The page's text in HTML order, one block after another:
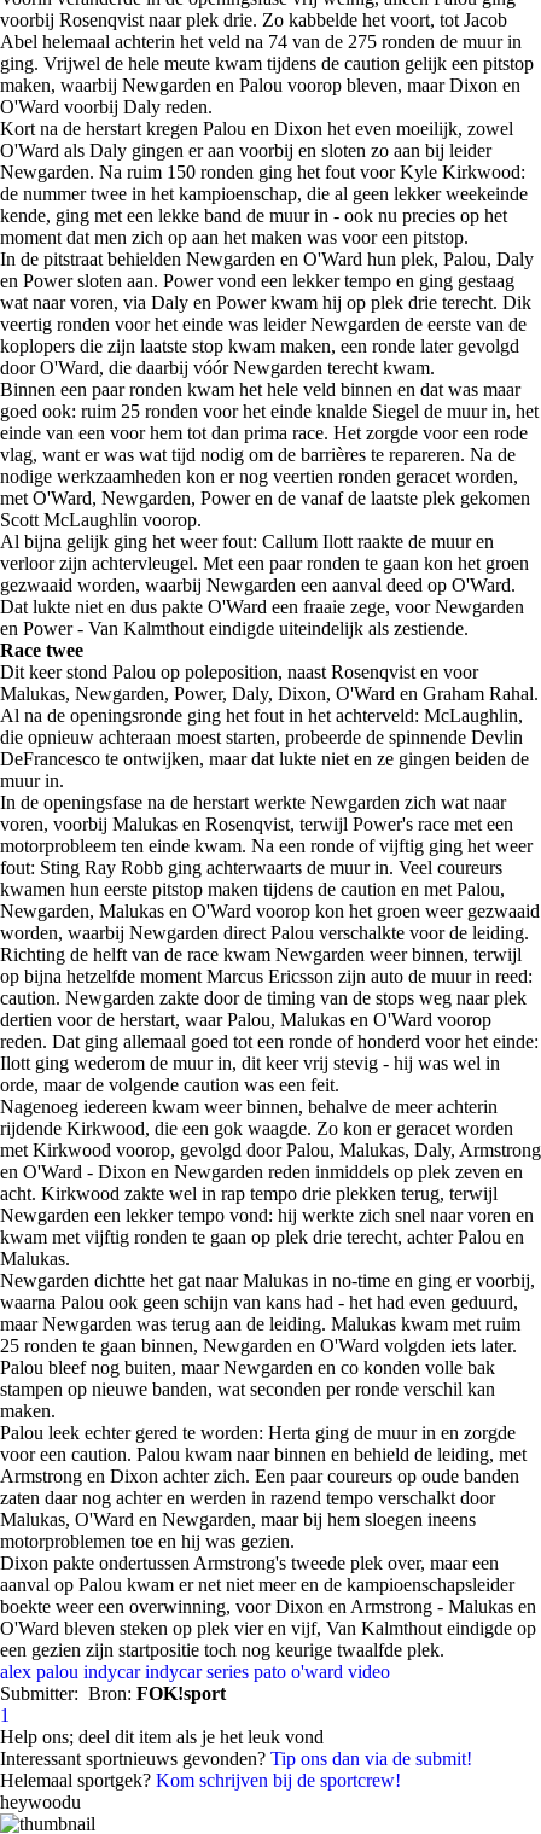
voorbij Rosenqvist naar plek drie. Zo kabbelde het voort, tot Jacob
Abel helemaal achterin het veld na 74 van de 275 ronden de muur in
ging. Vrijwel de hele meute kwam tijdens de caution gelijk een pitstop
maken, waarbij Newgarden en Palou voorop bleven, maar Dixon en
O'Ward voorbij Daly reden.
Kort na de herstart kregen Palou en Dixon het even moeilijk, zowel
O'Ward als Daly gingen er aan voorbij en sloten zo aan bij leider
Newgarden. Na ruim 150 ronden ging het fout voor Kyle Kirkwood:
de nummer twee in het kampioenschap, die al geen lekker weekeinde
kende, ging met een lekke band de muur in - ook nu precies op het
moment dat men zich op aan het maken was voor een pitstop.
In de pitstraat behielden Newgarden en O'Ward hun plek, Palou, Daly
en Power sloten aan. Power vond een lekker tempo en ging gestaag
wat naar voren, via Daly en Power kwam hij op plek drie terecht. Dik
veertig ronden voor het einde was leider Newgarden de eerste van de
koplopers die zijn laatste stop kwam maken, een ronde later gevolgd
door O'Ward, die daarbij vóór Newgarden terecht kwam.
Binnen een paar ronden kwam het hele veld binnen en dat was maar
goed ook: ruim 25 ronden voor het einde knalde Siegel de muur in, het
einde van een voor hem tot dan prima race. Het zorgde voor een rode
vlag, want er was wat tijd nodig om de barrières te repareren. Na de
nodige werkzaamheden kon er nog veertien ronden geracet worden,
met O'Ward, Newgarden, Power en de vanaf de laatste plek gekomen
Scott McLaughlin voorop.
Al bijna gelijk ging het weer fout: Callum Ilott raakte de muur en
verloor zijn achtervleugel. Met een paar ronden te gaan kon het groen
gezwaaid worden, waarbij Newgarden een aanval deed op O'Ward.
Dat lukte niet en dus pakte O'Ward een fraaie zege, voor Newgarden
en Power - Van Kalmthout eindigde uiteindelijk als zestiende.
Race twee
Dit keer stond Palou op poleposition, naast Rosenqvist en voor
Malukas, Newgarden, Power, Daly, Dixon, O'Ward en Graham Rahal.
Al na de openingsronde ging het fout in het achterveld: McLaughlin,
die opnieuw achteraan moest starten, probeerde de spinnende Devlin
DeFrancesco te ontwijken, maar dat lukte niet en ze gingen beiden de
muur in.
In de openingsfase na de herstart werkte Newgarden zich wat naar
voren, voorbij Malukas en Rosenqvist, terwijl Power's race met een
motorprobleem ten einde kwam. Na een ronde of vijftig ging het weer
fout: Sting Ray Robb ging achterwaarts de muur in. Veel coureurs
kwamen hun eerste pitstop maken tijdens de caution en met Palou,
Newgarden, Malukas en O'Ward voorop kon het groen weer gezwaaid
worden, waarbij Newgarden direct Palou verschalkte voor de leiding.
Richting de helft van de race kwam Newgarden weer binnen, terwijl
op bijna hetzelfde moment Marcus Ericsson zijn auto de muur in reed:
caution. Newgarden zakte door de timing van de stops weg naar plek
dertien voor de herstart, waar Palou, Malukas en O'Ward voorop
reden. Dat ging allemaal goed tot een ronde of honderd voor het einde:
Ilott ging wederom de muur in, dit keer vrij stevig - hij was wel in
orde, maar de volgende caution was een feit.
Nagenoeg iedereen kwam weer binnen, behalve de meer achterin
rijdende Kirkwood, die een gok waagde. Zo kon er geracet worden
met Kirkwood voorop, gevolgd door Palou, Malukas, Daly, Armstrong
en O'Ward - Dixon en Newgarden reden inmiddels op plek zeven en
acht. Kirkwood zakte wel in rap tempo drie plekken terug, terwijl
Newgarden een lekker tempo vond: hij werkte zich snel naar voren en
kwam met vijftig ronden te gaan op plek drie terecht, achter Palou en
Malukas.
Newgarden dichtte het gat naar Malukas in no-time en ging er voorbij,
waarna Palou ook geen schijn van kans had - het had even geduurd,
maar Newgarden was terug aan de leiding. Malukas kwam met ruim
25 ronden te gaan binnen, Newgarden en O'Ward volgden iets later.
Palou bleef nog buiten, maar Newgarden en co konden volle bak
stampen op nieuwe banden, wat seconden per ronde verschil kan
maken.
Palou leek echter gered te worden: Herta ging de muur in en zorgde
voor een caution. Palou kwam naar binnen en behield de leiding, met
Armstrong en Dixon achter zich. Een paar coureurs op oude banden
zaten daar nog achter en werden in razend tempo verschalkt door
Malukas, O'Ward en Newgarden, maar bij hem sloegen ineens
motorproblemen toe en hij was gezien.
Dixon pakte ondertussen Armstrong's tweede plek over, maar een
aanval op Palou kwam er net niet meer en de kampioenschapsleider
boekte weer een overwinning, voor Dixon en Armstrong - Malukas en
O'Ward bleven steken op plek vier en vijf, Van Kalmthout eindigde op
een gezien zijn startpositie toch nog keurige twaalfde plek.
alex palou indycar indycar series pato o'ward video
Submitter: Bron: FOK!sport
1
Help ons; deel dit item als je het leuk vond
Interessant sportnieuws gevonden? Tip ons dan via de submit!
Helemaal sportgek? Kom schrijven bij de sportcrew!
heywoodu